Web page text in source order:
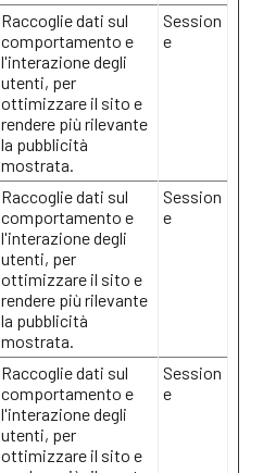
Raccoglie dati sul
comportamento e
l'interazione degli
utenti, per
ottimizzare il sito e
rendere più rilevante
la pubblicità
mostrata.
Session
e
Raccoglie dati sul
comportamento e
l'interazione degli
utenti, per
ottimizzare il sito e
rendere più rilevante
la pubblicità
mostrata.
Session
e
Raccoglie dati sul
comportamento e
l'interazione degli
utenti, per
ottimizzare il sito e
Session
e